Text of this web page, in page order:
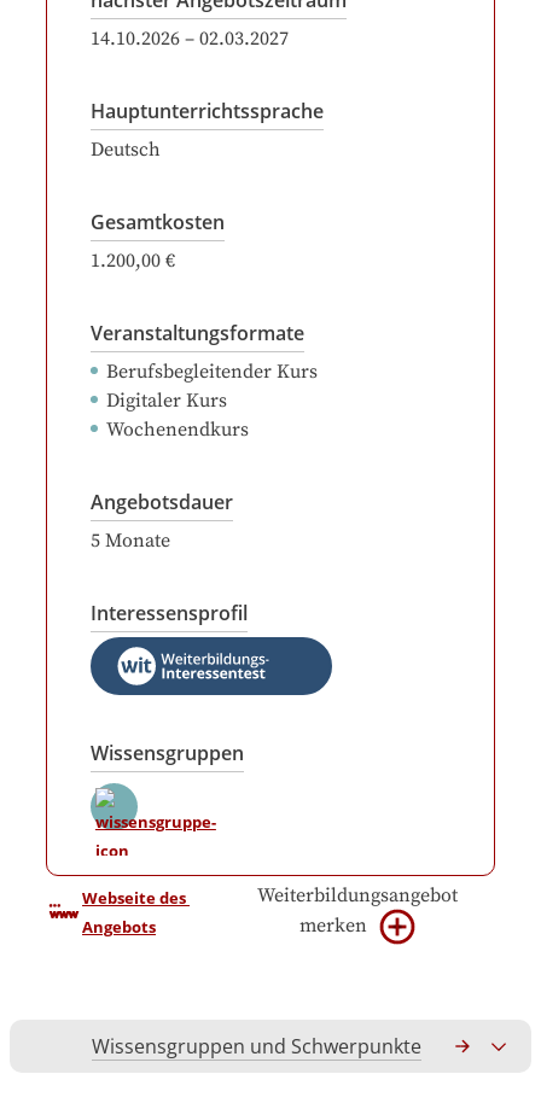
14.10.2026 – 02.03.2027
Hauptunterrichtssprache
Deutsch
Gesamtkosten
1.200,00 €
Veranstaltungsformate
Berufsbegleitender Kurs
Digitaler Kurs
Wochenendkurs
Angebotsdauer
5 Monate
Interessensprofil
Wissensgruppen
Webseite des
Angebots
Weiterbildungsangebot
merken
Wissensgruppen und Schwerpunkte